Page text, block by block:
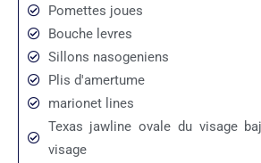
Pomettes joues
Bouche levres
Sillons nasogeniens
Plis d'amertume
marionet lines
Texas jawline ovale du visage
visage